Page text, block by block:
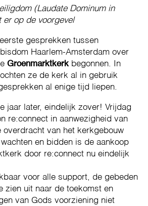
(Laudate Dominum in
er op de voorgevel
gesprekken tussen
Haarlem-Amsterdam over
Groenmarktkerk begonnen. In
ze de kerk al in gebruik
al enige tijd liepen.
jaar later, eindelijk zover! Vrijdag
re:connect in aanwezigheid van
overdracht van het kerkgebouw
en bidden is de aankoop
door re:connect nu eindelijk
voor alle support, de gebeden
zien uit naar de toekomst en
van Gods voorziening niet